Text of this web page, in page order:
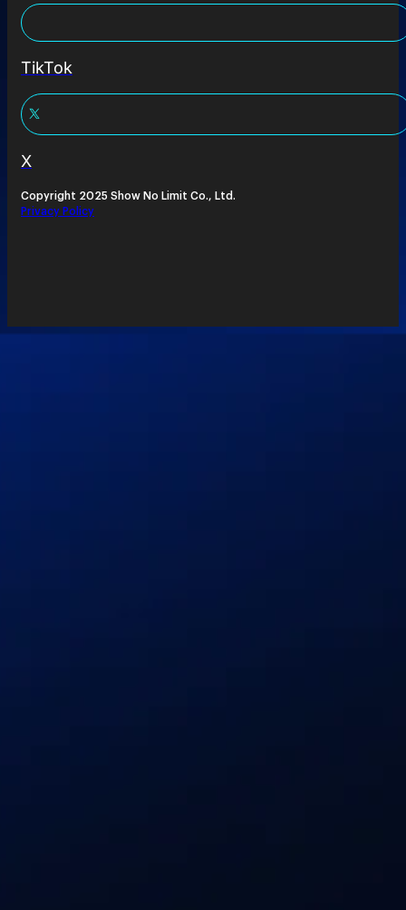
TikTok
X
Copyright 2025 Show No Limit Co., Ltd.
Privacy Policy